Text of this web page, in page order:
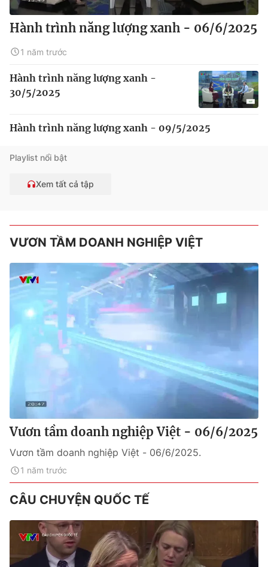
Hành trình năng lượng xanh - 06/6/2025
1 năm trước
Hành trình năng lượng xanh -
30/5/2025
Hành trình năng lượng xanh - 09/5/2025
Playlist nổi bật
Xem tất cả tập
VƯƠN TẦM DOANH NGHIỆP VIỆT
Vươn tầm doanh nghiệp Việt - 06/6/2025
Vươn tầm doanh nghiệp Việt - 06/6/2025.
1 năm trước
CÂU CHUYỆN QUỐC TẾ